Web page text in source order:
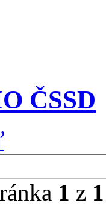
ČSSD
1 z 1